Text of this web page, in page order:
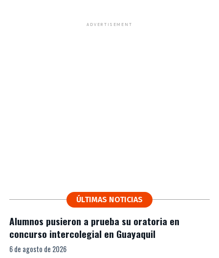
ADVERTISEMENT
ÚLTIMAS NOTICIAS
Alumnos pusieron a prueba su oratoria en
concurso intercolegial en Guayaquil
6 de agosto de 2026